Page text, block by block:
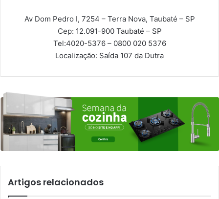
Av Dom Pedro I, 7254 – Terra Nova, Taubaté – SP
Cep: 12.091-900 Taubaté – SP
Tel:4020-5376 – 0800 020 5376
Localização: Saída 107 da Dutra
Artigos relacionados